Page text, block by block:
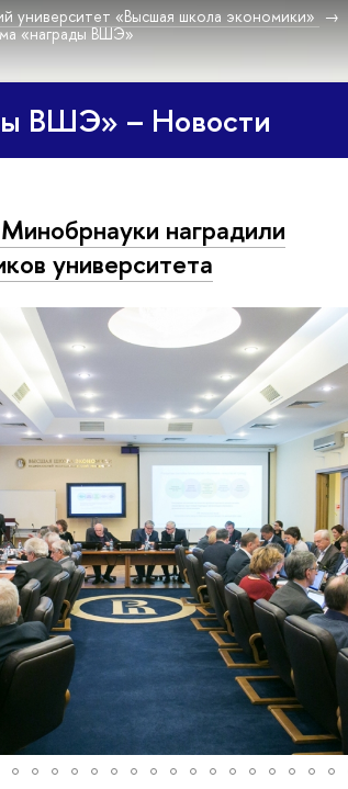
университет «Высшая школа экономики»
«награды ВШЭ»
ВШЭ» – Новости
наградили
университета